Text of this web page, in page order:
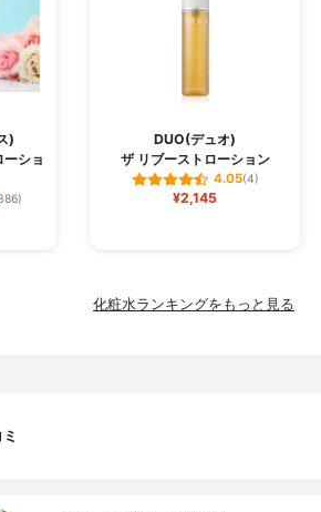
)
ショ
DUO(デュオ)
ザ リブーストローション
4.05(4)
¥2,145
化粧水ランキングをもっと見る